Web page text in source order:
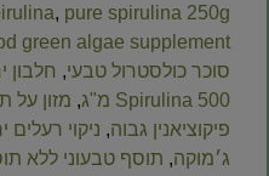
, pure spirulina 250g
green algae supplement
סוכר כולסטרול טבעי, חלבון
Spirulina 500 מ"ג
, מזון על
פיקוציאנין גבוה, ניקוי רעלים
ג׳מוקה, תוסף טבעוני ללא